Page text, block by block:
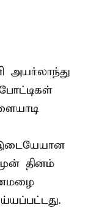
அயர்லாந்து
தினம்